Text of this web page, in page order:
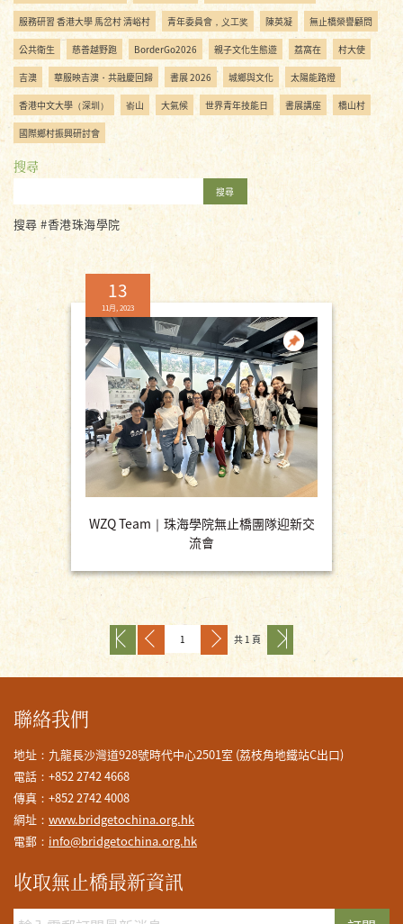
服務研習 香港大學 馬岔村 清峪村 青年委員會，义工奖 陳英凝 無止橋榮譽顧問
公共衛生 慈善越野跑 BorderGo2026 親子文化生態遊 荔窩在 村大使
吉澳 華服映吉澳・共融慶回歸 書展 2026 城鄉與文化 太陽能路燈
香港中文大學（深圳） 嵛山 大氣候 世界青年技能日 書展講座 橋山村
國際鄉村振興研討會
搜尋
搜尋
搜尋 #香港珠海學院
13
11月, 2023
WZQ Team｜珠海學院無止橋團隊迎新交
流會
共 1 頁
聯絡我們
地址：九龍長沙灣道928號時代中心2501室 (荔枝角地鐵站C出口)
電話：+852 2742 4668
傳真：+852 2742 4008
網址： www.bridgetochina.org.hk
電郵： info@bridgetochina.org.hk
收取無止橋最新資訊